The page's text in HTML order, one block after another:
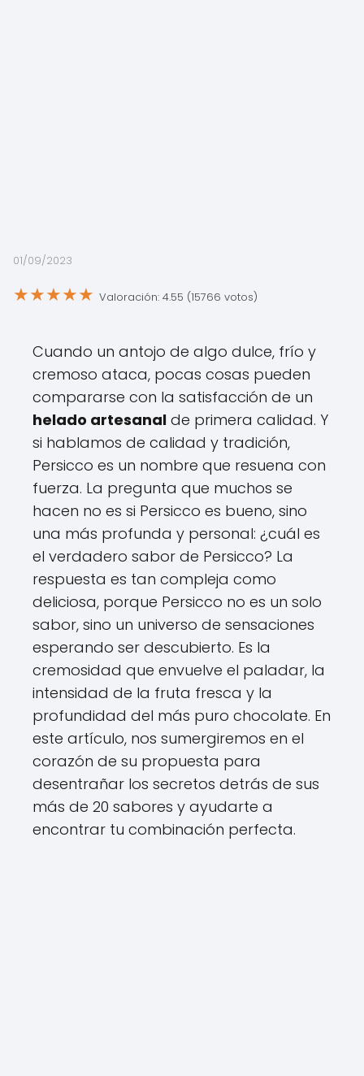
01/09/2023
★★★★★ Valoración: 4.55 (15766 votos)
Cuando un antojo de algo dulce, frío y
cremoso ataca, pocas cosas pueden
compararse con la satisfacción de un
helado artesanal de primera calidad. Y
si hablamos de calidad y tradición,
Persicco es un nombre que resuena con
fuerza. La pregunta que muchos se
hacen no es si Persicco es bueno, sino
una más profunda y personal: ¿cuál es
el verdadero sabor de Persicco? La
respuesta es tan compleja como
deliciosa, porque Persicco no es un solo
sabor, sino un universo de sensaciones
esperando ser descubierto. Es la
cremosidad que envuelve el paladar, la
intensidad de la fruta fresca y la
profundidad del más puro chocolate. En
este artículo, nos sumergiremos en el
corazón de su propuesta para
desentrañar los secretos detrás de sus
más de 20 sabores y ayudarte a
encontrar tu combinación perfecta.